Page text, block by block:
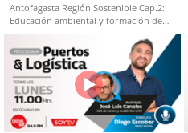
Antofagasta Región Sostenible Cap.2:
Educación ambiental y formación de
capacidades técnicas